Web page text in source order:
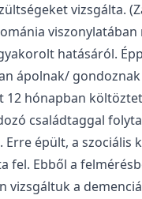
vizsgálta.
hatásáról.
ápolnak/
12 hónapban
családtaggal
épült, a szociális
fel. Ebből a
vizsgáltuk a